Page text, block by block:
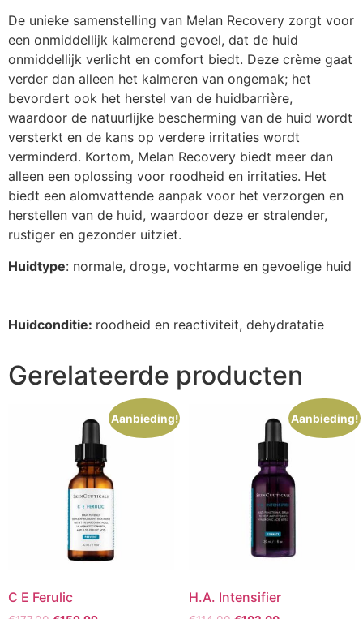
De unieke samenstelling van Melan Recovery zorgt voor
een onmiddellijk kalmerend gevoel, dat de huid
onmiddellijk verlicht en comfort biedt. Deze crème gaat
verder dan alleen het kalmeren van ongemak; het
bevordert ook het herstel van de huidbarrière,
waardoor de natuurlijke bescherming van de huid wordt
versterkt en de kans op verdere irritaties wordt
verminderd. Kortom, Melan Recovery biedt meer dan
alleen een oplossing voor roodheid en irritaties. Het
biedt een alomvattende aanpak voor het verzorgen en
herstellen van de huid, waardoor deze er stralender,
rustiger en gezonder uitziet.
Huidtype: normale, droge, vochtarme en gevoelige huid
Huidconditie: roodheid en reactiviteit, dehydratatie
Gerelateerde producten
Aanbieding!
C E Ferulic
Aanbieding!
H.A. Intensifier